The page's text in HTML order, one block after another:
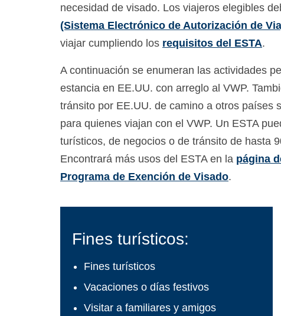
necesidad de visado. Los viajeros elegibles
(Sistema Electrónico de Autorización de
viajar cumpliendo los requisitos del ESTA.
A continuación se enumeran las actividades
estancia en EE.UU. con arreglo al VWP.
tránsito por EE.UU. de camino a otros países
para quienes viajan con el VWP. Un ESTA
turísticos, de negocios o de tránsito de hasta
Encontrará más usos del ESTA en la página
Programa de Exención de Visado.
Fines turísticos:
Fines turísticos
Vacaciones o días festivos
Visitar a familiares y amigos